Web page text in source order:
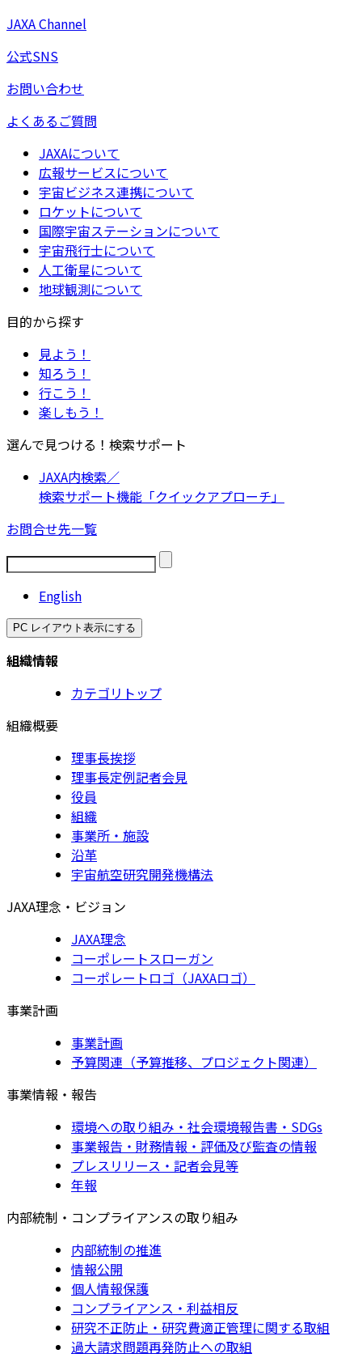
JAXA Channel
公式SNS
お問い合わせ
よくあるご質問
JAXAについて
広報サービスについて
宇宙ビジネス連携について
ロケットについて
国際宇宙ステーションについて
宇宙飛行士について
人工衛星について
地球観測について
目的から探す
見よう！
知ろう！
行こう！
楽しもう！
選んで見つける！検索サポート
JAXA内検索／
検索サポート機能「クイックアプローチ」
お問合せ先一覧
English
PC レイアウト表示にする
組織情報
カテゴリトップ
組織概要
理事長挨拶
理事長定例記者会見
役員
組織
事業所・施設
沿革
宇宙航空研究開発機構法
JAXA理念・ビジョン
JAXA理念
コーポレートスローガン
コーポレートロゴ（JAXAロゴ）
事業計画
事業計画
予算関連（予算推移、プロジェクト関連）
事業情報・報告
環境への取り組み・社会環境報告書・SDGs
事業報告・財務情報・評価及び監査の情報
プレスリリース・記者会見等
年報
内部統制・コンプライアンスの取り組み
内部統制の推進
情報公開
個人情報保護
コンプライアンス・利益相反
研究不正防止・研究費適正管理に関する取組
過大請求問題再発防止への取組